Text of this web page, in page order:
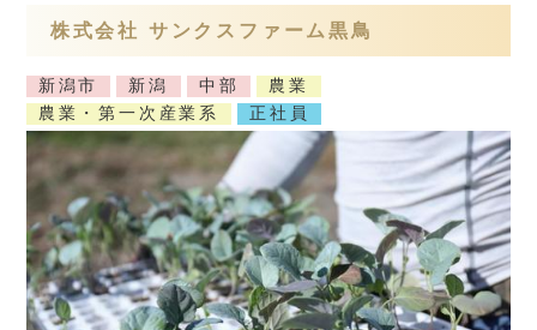
株式会社 サンクスファーム黒鳥
新潟市 新潟 中部
農業
農業・第一次産業系
正社員